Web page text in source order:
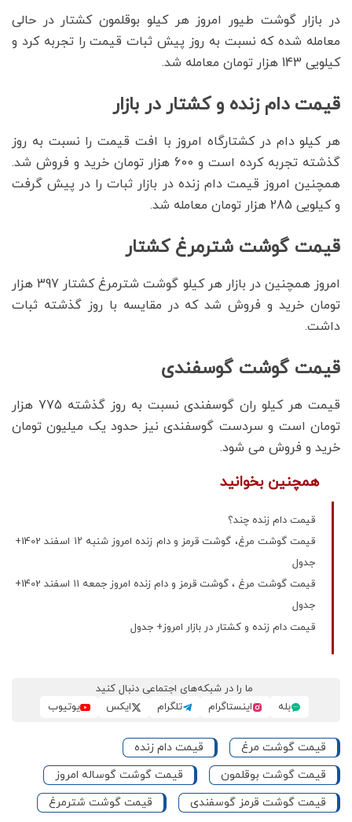
در بازار گوشت طیور امروز هر کیلو بوقلمون کشتار در حالی
معامله شده که نسبت به روز پیش ثبات قیمت را تجربه کرد و
کیلویی 143 هزار تومان معامله شد.
قیمت دام زنده و کشتار در بازار
هر کیلو دام در کشتارگاه امروز با افت قیمت را نسبت به روز
گذشته تجربه کرده است و 600 هزار تومان خرید و فروش شد.
همچنین امروز قیمت دام زنده در بازار ثبات را در پیش گرفت
و کیلویی 285 هزار تومان معامله شد.
قیمت گوشت شترمرغ کشتار
امروز همچنین در بازار هر کیلو گوشت شترمرغ کشتار 397 هزار
تومان خرید و فروش شد که در مقایسه با روز گذشته ثبات
داشت.
قیمت گوشت گوسفندی
قیمت هر کیلو ران گوسفندی نسبت به روز گذشته 775 هزار
تومان است و سردست گوسفندی نیز حدود یک میلیون تومان
خرید و فروش می شود.
همچنین بخوانید
قیمت دام زنده چند؟
قیمت گوشت مرغ، گوشت قرمز و دام زنده امروز شنبه ۱۲ اسفند 1402+
جدول
قیمت گوشت مرغ ، گوشت قرمز و دام زنده امروز جمعه ۱۱ اسفند 1402+
جدول
قیمت دام زنده و کشتار در بازار امروز+ جدول
ما را در شبکه‌های اجتماعی دنبال کنید
بله
اینستاگرام تلگرام ایکس یوتیوب
قیمت گوشت مرغ
قیمت دام زنده
قیمت گوشت بوقلمون
قیمت گوشت گوساله امروز
قیمت گوشت قرمز گوسفندی
قیمت گوشت شترمرغ